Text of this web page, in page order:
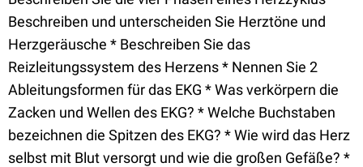
Beschreiben und unterscheiden Sie Herztöne und
Herzgeräusche * Beschreiben Sie das
Reizleitungssystem des Herzens * Nennen Sie 2
Ableitungsformen für das EKG * Was verkörpern die
Zacken und Wellen des EKG? * Welche Buchstaben
bezeichnen die Spitzen des EKG? * Wie wird das Herz
selbst mit Blut versorgt und wie die großen Gefäße? *